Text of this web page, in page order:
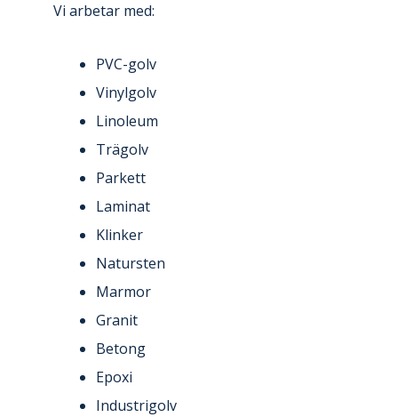
Vi arbetar med:
PVC-golv
Vinylgolv
Linoleum
Trägolv
Parkett
Laminat
Klinker
Natursten
Marmor
Granit
Betong
Epoxi
Industrigolv